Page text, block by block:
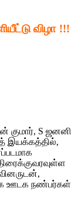
விழா !!!
குமார், S ஜனனி
இயக்கத்தில்,
ஊடக நண்பர்கள்